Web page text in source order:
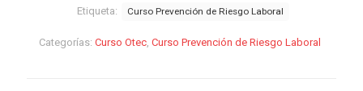
Categorías: Curso Otec, Curso Prevención de Riesgo Laboral
Etiqueta: Curso Prevención de Riesgo Laboral